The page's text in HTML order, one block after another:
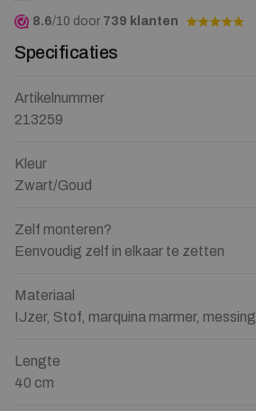
8.6/10 door 739 klanten
Specificaties
Artikelnummer
213259
Kleur
Zwart/Goud
Zelf monteren?
Eenvoudig zelf in elkaar te zetten
Materiaal
IJzer, Stof, marquina marmer, messing
Lengte
40 cm